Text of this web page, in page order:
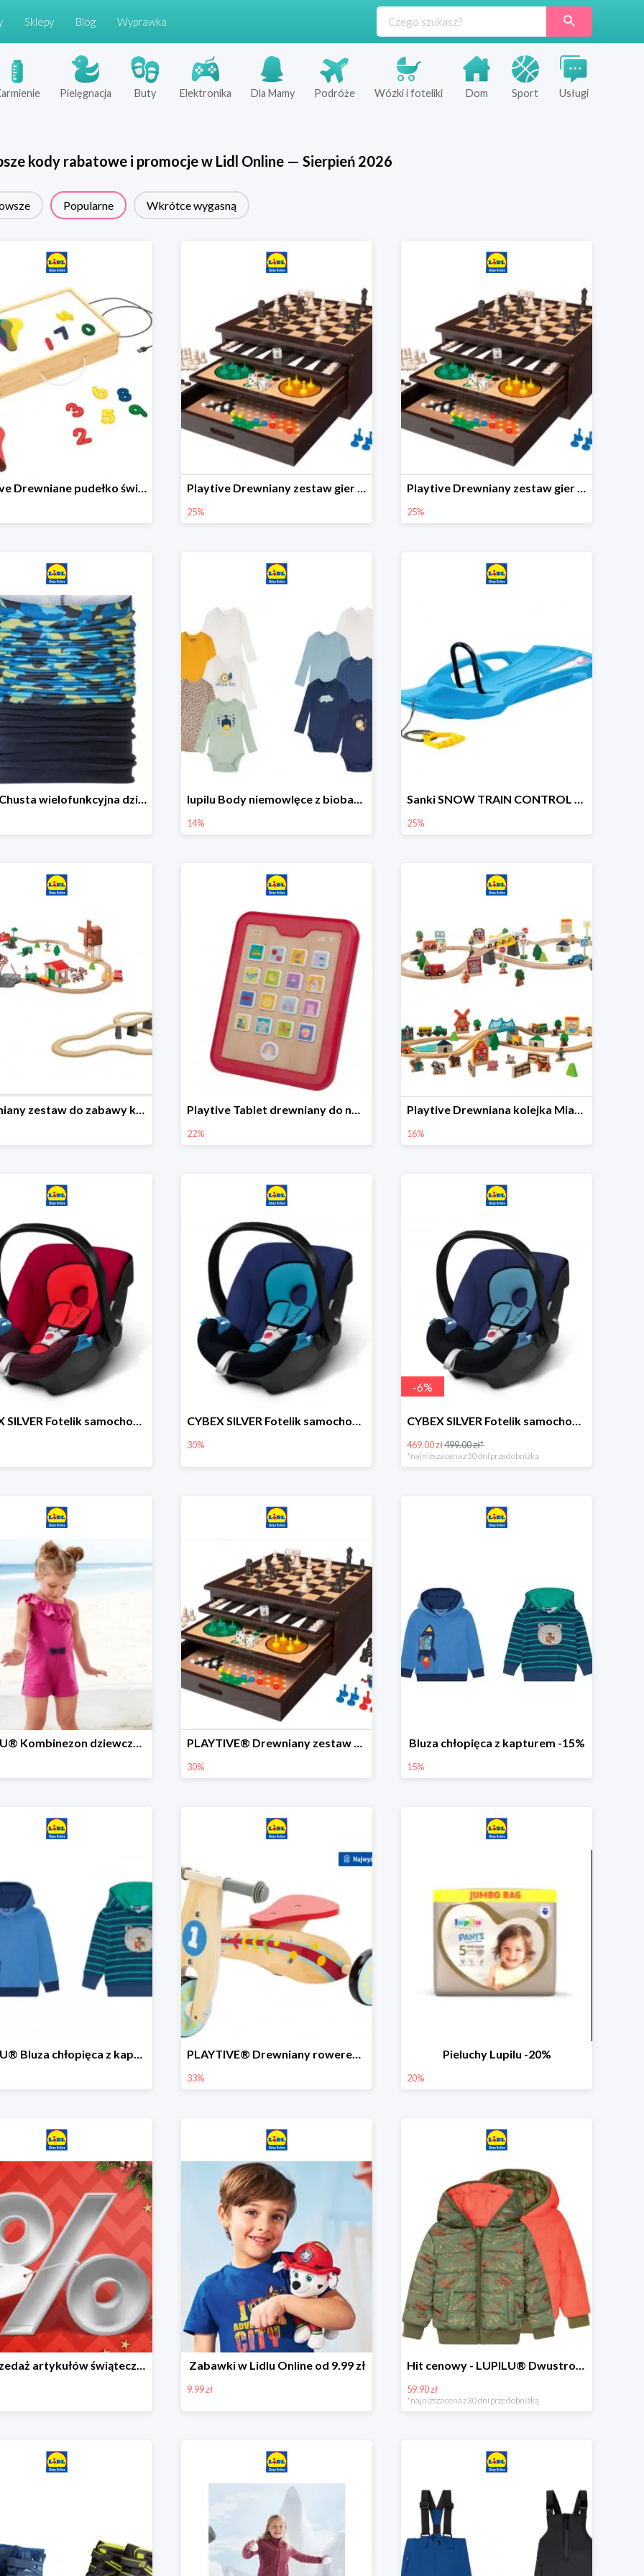
Sklepy Blog Wyprawka
Pielęgnacja Buty Elektronika Dla Mamy Podróże Wózki i foteliki Dom Sport Usługi
kody rabatowe i promocje w Lidl Online— Sierpień 2026
Popularne Wkrótce wygasną
Playtive Drewniane pudełko świetlne MONTESSORI Playtive Drewniany zestaw gier 10 w 1
25%
Playtive Drewniany zestaw gier 10 w 1
25%
lupilu Chusta wielofunkcyjna dziecięca lupilu Body niemowlęce z biobawełny
14%
Sanki SNOW TRAIN CONTROL -25%
25%
Drewniany zestaw do zabawy kolejką - farma i wiadukt Playtive Tablet drewniany do nauki, interaktywny
22%
Playtive Drewniana kolejka Miasto lub Farma
16%
CYBEX SILVER Fotelik samochodowy CYBEX SILVER Fotelik samochodowy -30%
30%
-6%
CYBEX SILVER Fotelik samochodowy + dostawa gratis!
469.00 zł499.00 zł*
*najniższa cena z 30 dni przed obniżką
LUPILU® Kombinezon dziewczęcy z bawełny PLAYTIVE® Drewniany zestaw gier 10 w 1
30%
Bluza chłopięca z kapturem -15%
15%
LUPILU® Bluza chłopięca z kapturem PLAYTIVE® Drewniany rowerek biegowy -33%
33%
Pieluchy Lupilu -20%
20%
Wyprzedaż artykułów świątecznych w Lidlu Online Zabawki w Lidlu Online od 9.99 zł
9.99 zł
Hit cenowy - LUPILU® Dwustronna kurtka dziecięca z polarem
59.90 zł
*najniższa cena z 30 dni przed obniżką